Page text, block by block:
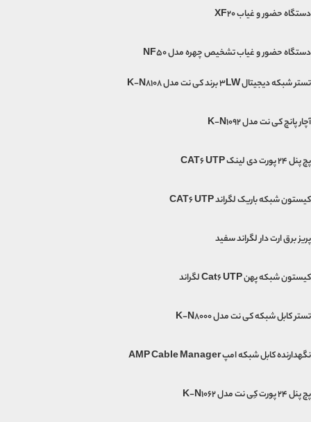
دستگاه حضور و غیاب XF20
دستگاه حضور و غیاب تشخیص چهره مدل NF50
تستر شبکه دیجیتال 3LW برند کی نت مدل K-N8108
آچار پانچ کی نت مدل K-N1092
پچ پنل 24 پورت دی لینک CAT6 UTP
کیستون شبکه باریک لگراند CAT6 UTP
پریز برق ارت دار لگراند سفید
کیستون شبکه پهن Cat6 UTP لگراند
تستر کابل شبکه کی نت مدل K-N8000
نگهدارنده کابل شبکه امپ AMP Cable Manager
پچ پنل 24 پورت کِی نت مدل K-N1062